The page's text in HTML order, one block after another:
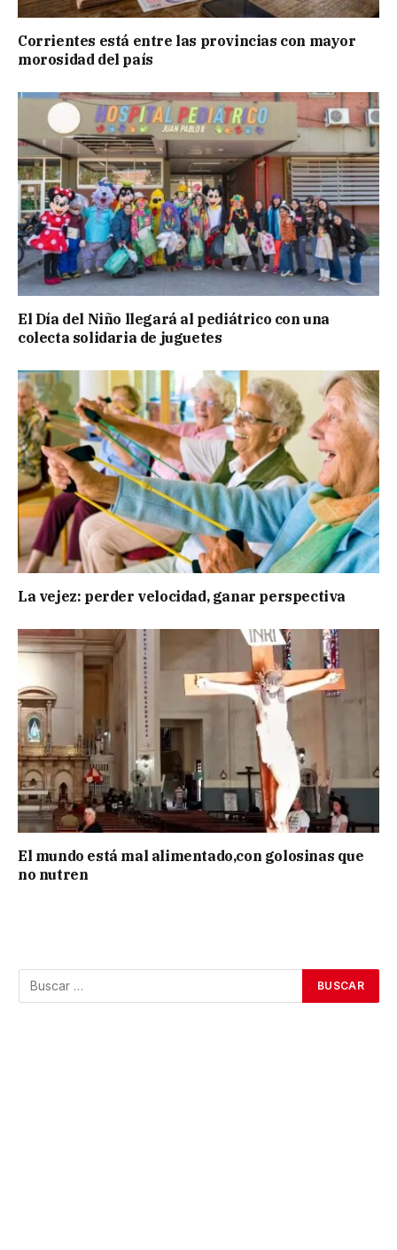
Corrientes está entre las provincias con mayor
morosidad del país
El Día del Niño llegará al pediátrico con una
colecta solidaria de juguetes
La vejez: perder velocidad, ganar perspectiva
El mundo está mal alimentado,con golosinas que
no nutren